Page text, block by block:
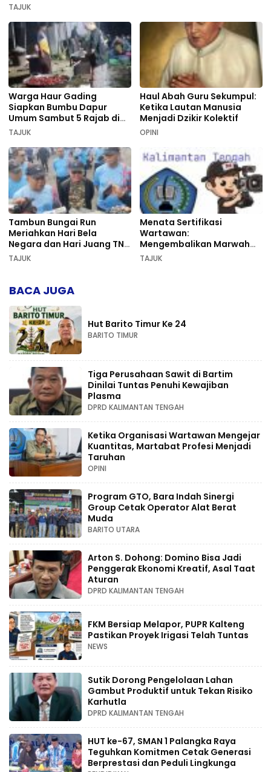
TAJUK
Warga Haur Gading
Siapkan Bumbu Dapur
Umum Sambut 5 Rajab di
Sekumpul
TAJUK
Haul Abah Guru Sekumpul:
Ketika Lautan Manusia
Menjadi Dzikir Kolektif
OPINI
Tambun Bungai Run
Meriahkan Hari Bela
Negara dan Hari Juang TNI
AD di Palangka Raya
TAJUK
Menata Sertifikasi
Wartawan:
Mengembalikan Marwah
Pers dan Keadilan
TAJUK
BACA JUGA
Hut Barito Timur Ke 24
BARITO TIMUR
Tiga Perusahaan Sawit di Bartim
Dinilai Tuntas Penuhi Kewajiban
Plasma
DPRD KALIMANTAN TENGAH
Ketika Organisasi Wartawan Mengejar
Kuantitas, Martabat Profesi Menjadi
Taruhan
OPINI
Program GTO, Bara Indah Sinergi
Group Cetak Operator Alat Berat
Muda
BARITO UTARA
Arton S. Dohong: Domino Bisa Jadi
Penggerak Ekonomi Kreatif, Asal Taat
Aturan
DPRD KALIMANTAN TENGAH
FKM Bersiap Melapor, PUPR Kalteng
Pastikan Proyek Irigasi Telah Tuntas
NEWS
Sutik Dorong Pengelolaan Lahan
Gambut Produktif untuk Tekan Risiko
Karhutla
DPRD KALIMANTAN TENGAH
HUT ke-67, SMAN 1 Palangka Raya
Teguhkan Komitmen Cetak Generasi
Berprestasi dan Peduli Lingkunga